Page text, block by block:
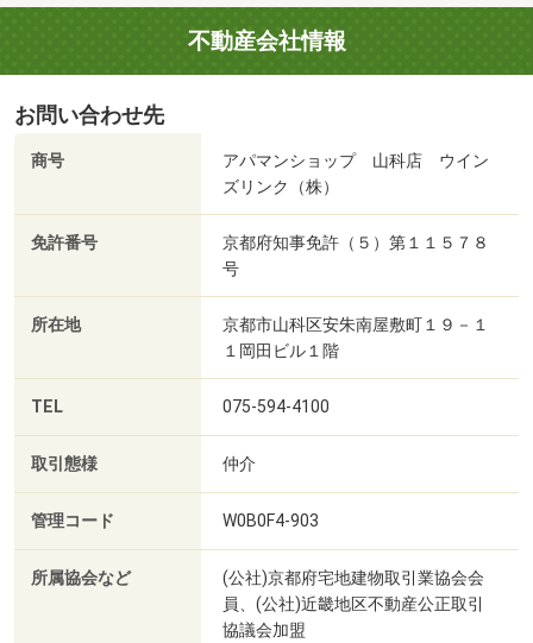
不動産会社情報
お問い合わせ先
商号
アパマンショップ 山科店 ウイン
ズリンク（株）
免許番号
京都府知事免許（５）第１１５７８
号
所在地
京都市山科区安朱南屋敷町１９－１
１岡田ビル１階
TEL 075-594-4100
取引態様 仲介
管理コード W0B0F4-903
所属協会など
(公社)京都府宅地建物取引業協会会
員、(公社)近畿地区不動産公正取引
協議会加盟